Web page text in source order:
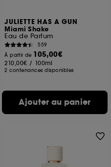
JULIETTE HAS A GUN
Miami Shake
Eau de Parfum
559
À partir de 105,00€
210,00€ / 100ml
2 contenances disponibles
Ajouter au panier